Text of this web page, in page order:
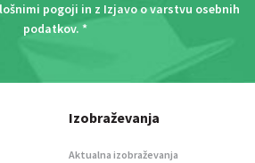
pogoji in z Izjavo o varstvu osebnih
podatkov. *
Izobraževanja
Aktualna izobraževanja